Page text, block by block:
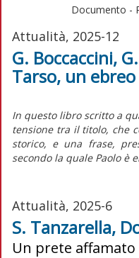
Documento -
Attualità, 2025-12
G. Boccaccini,
Tarso, un
In questo libro scritto a
tensione tra il titolo, che
storico, e una frase,
secondo la quale Paolo è
Attualità, 2025-6
S. Tanzarella,
Un prete affamato